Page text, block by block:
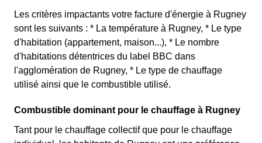
Les critères impactants votre facture d'énergie à Rugney
sont les suivants : * La température à Rugney, * Le type
d'habitation (appartement, maison...), * Le nombre
d'habitations détentrices du label BBC dans
l'agglomération de Rugney, * Le type de chauffage
utilisé ainsi que le combustible utilisé.
Combustible dominant pour le chauffage à Rugney
Tant pour le chauffage collectif que pour le chauffage